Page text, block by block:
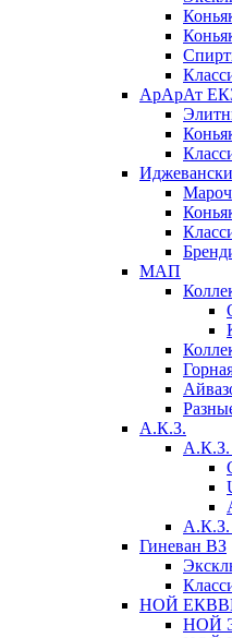
АрАрАт
МАП
А.К.З.
А.К.З.
А.К.З.
Гиневан ВЗ
НОЙ
НОЙ